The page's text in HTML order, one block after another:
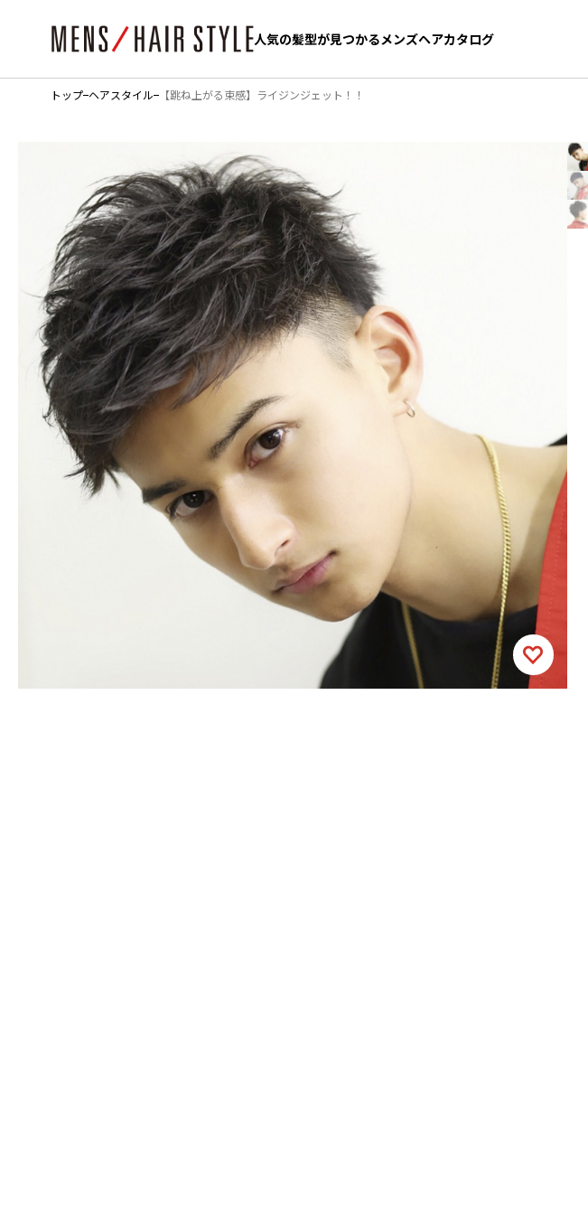
人気の髪型が見つかるメンズヘアカタログ
人気の髪型が見つかるメンズヘアカタログ
トップ ヘアスタイル 【跳ね上がる束感】ライジンジェット！！